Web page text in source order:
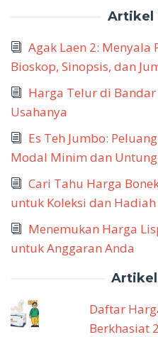
Artikel
Agak Laen 2: Menyala
Bioskop, Sinopsis, dan
Harga Telur di
Usahanya
Es Teh Jumbo:
Modal Minim dan
Cari Tahu Harga
untuk Koleksi dan Hadiah
Menemukan Harga
untuk Anggaran Anda
Daftar
Berkhasiat